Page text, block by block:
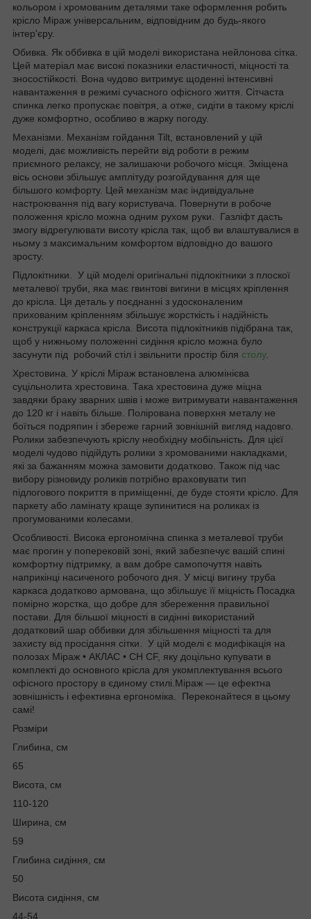
кольором і хромованим деталями таке оформлення робить
крісло Міраж універсальним, відповідним до будь-якого
інтер'єру.
Обивка. Як оббивка в цій моделі використана нейлонова сітка.
Цей матеріал має високі показники еластичності, міцності та
зносостійкості. Вона чудово витримує щоденні інтенсивні
навантаження в режимі сучасного офісного життя. Сітчаста
спинка легко пропускає повітря, а отже, сидіти в такому кріслі
дуже комфортно, особливо в жарку погоду.
Механізми. Механізм гойдання Tilt, встановлений у цій
моделі, дає можливість перейти від роботи в режим
приємного релаксу, не залишаючи робочого місця. Зміщена
вісь основи збільшує амплітуду розгойдування для ще
більшого комфорту. Цей механізм має індивідуальне
настроювання під вагу користувача. Повернути в робоче
положення крісло можна одним рухом руки. Газліфт дасть
змогу відрегулювати висоту крісла так, щоб ви влаштувалися в
ньому з максимальним комфортом відповідно до вашого
зросту.
Підлокітники. У цій моделі оригінальні підлокітники з плоскої
металевої труби, яка має гвинтові вигини в місцях кріплення
до крісла. Ця деталь у поєднанні з удосконаленим
прихованим кріпленням збільшує жорсткість і надійність
конструкції каркаса крісла. Висота підлокітників підібрана так,
щоб у нижньому положенні сидіння крісло можна було
засунути під робочий стіл і звільнити простір біля столу.
Хрестовина. У кріслі Міраж встановлена алюмінієва
суцільнолита хрестовина. Така хрестовина дуже міцна
завдяки браку зварних швів і може витримувати навантаження
до 120 кг і навіть більше. Полірована поверхня металу не
боїться подряпин і збереже гарний зовнішній вигляд надовго.
Ролики забезпечують кріслу необхідну мобільність. Для цієї
моделі чудово підійдуть ролики з хромованими накладками,
які за бажанням можна замовити додатково. Також під час
вибору різновиду роликів потрібно враховувати тип
підлогового покриття в приміщенні, де буде стояти крісло. Для
паркету або ламінату краще зупинитися на роликах із
прогумованими колесами.
Особливості. Висока ергономічна спинка з металевої труби
має прогин у поперековій зоні, який забезпечує вашій спині
комфортну підтримку, а вам добре самопочуття навіть
наприкінці насиченого робочого дня. У місці вигину труба
каркаса додатково армована, що збільшує її міцність Посадка
помірно жорстка, що добре для збереження правильної
постави. Для більшої міцності в сидінні використаний
додатковий шар оббивки для збільшення міцності та для
захисту від просідання сітки. У цій моделі є модифікація на
полозах Міраж • АКЛАС • CH CF, яку доцільно купувати в
комплекті до основного крісла для укомплектування всього
офісного простору в єдиному стилі.Міраж — це ефектна
зовнішність і ефективна ергономіка. Переконайтеся в цьому
самі!
Розміри
Глибина, см
65
Висота, см
110-120
Ширина, см
59
Глибина сидіння, см
50
Висота сидіння, см
44-54